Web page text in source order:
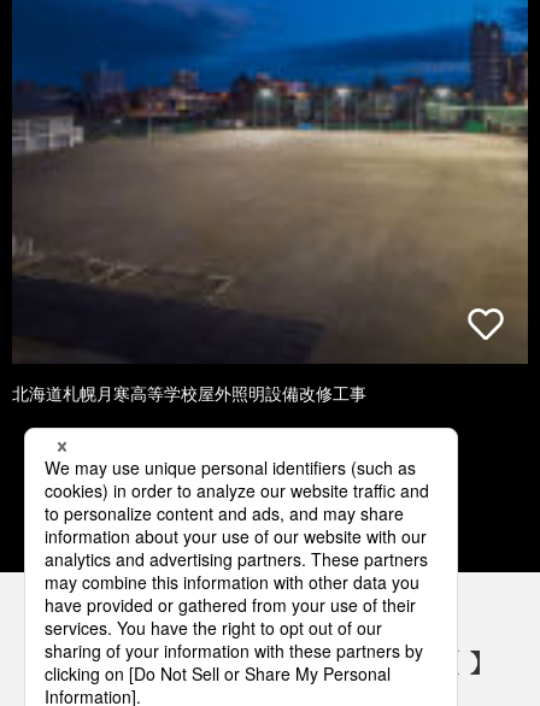
北海道札幌月寒高等学校屋外照明設備改修工事
3 4 5 6 7
パナソニックの電気設備 SNSアカウント